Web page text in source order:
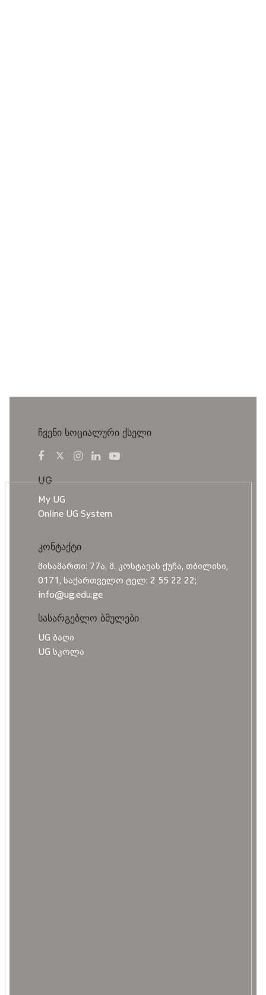
ჩვენი სოციალური ქსელი
UG
My UG
Online UG System
კონტაქტი
მისამართი: 77ა, მ. კოსტავას ქუჩა, თბილისი,
0171, საქართველო ტელ: 2 55 22 22;
info@ug.edu.ge
სასარგებლო ბმულები
UG ბაღი
UG სკოლა